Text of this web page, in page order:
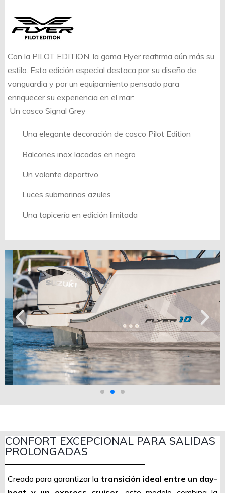
Con la PILOT EDITION, la gama Flyer reafirma aún más su
estilo. Esta edición especial destaca por su diseño de
vanguardia y por un equipamiento pensado para
enriquecer su experiencia en el mar:
Un casco Signal Grey
Una elegante decoración de casco Pilot Edition
Balcones inox lacados en negro
Un volante deportivo
Luces submarinas azules
Una tapicería en edición limitada
CONFORT EXCEPCIONAL PARA SALIDAS
PROLONGADAS
Creado para garantizar la transición ideal entre un day-